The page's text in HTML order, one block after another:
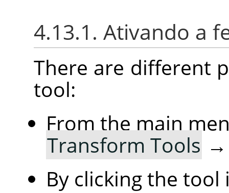
4.13.1. Ativando a
There are different
tool:
From the main
Transform Tools
By clicking the